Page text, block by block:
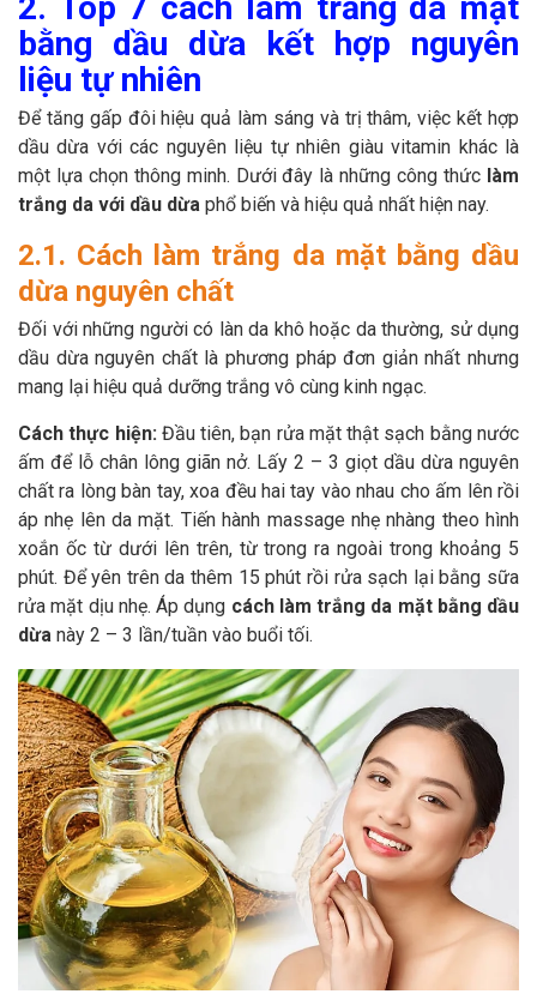
bằng dầu dừa kết hợp nguyên
liệu tự nhiên
Để tăng gấp đôi hiệu quả làm sáng và trị thâm, việc kết hợp
dầu dừa với các nguyên liệu tự nhiên giàu vitamin khác là
một lựa chọn thông minh. Dưới đây là những công thức làm
trắng da với dầu dừa phổ biến và hiệu quả nhất hiện nay.
2.1. Cách làm trắng da mặt bằng dầu
dừa nguyên chất
Đối với những người có làn da khô hoặc da thường, sử dụng
dầu dừa nguyên chất là phương pháp đơn giản nhất nhưng
mang lại hiệu quả dưỡng trắng vô cùng kinh ngạc.
Cách thực hiện: Đầu tiên, bạn rửa mặt thật sạch bằng nước
ấm để lỗ chân lông giãn nở. Lấy 2 – 3 giọt dầu dừa nguyên
chất ra lòng bàn tay, xoa đều hai tay vào nhau cho ấm lên rồi
áp nhẹ lên da mặt. Tiến hành massage nhẹ nhàng theo hình
xoắn ốc từ dưới lên trên, từ trong ra ngoài trong khoảng 5
phút. Để yên trên da thêm 15 phút rồi rửa sạch lại bằng sữa
rửa mặt dịu nhẹ. Áp dụng cách làm trắng da mặt bằng dầu
dừa này 2 – 3 lần/tuần vào buổi tối.